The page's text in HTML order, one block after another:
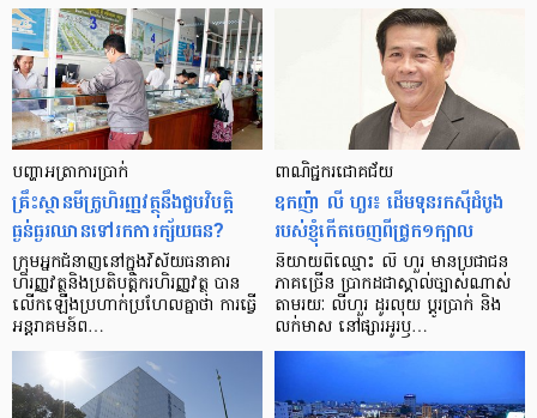
បញ្ហា​អត្រា​ការប្រាក់
គ្រឹះស្ថាន​មីក្រូ​ហិរញ្ញវត្ថុ​នឹង​ជួប​វិបត្តិ​
ធ្ងន់ធ្ងរ​ឈាន​ទៅ​រក​ការ​ក្ស័យធន?
ក្រុម​អ្នក​ជំនាញ​នៅ​ក្នុង​វិស័យ​ធនាគារ
ហិរញ្ញវត្ថុ​និង​ប្រតិបត្តិករ​ហិរញ្ញ​វត្ថុ បាន​​
លើក​ឡើង​ប្រហាក់​ប្រហែល​គ្នា​ថា ការ​ធ្វើ​
អន្តរាគមន៍​ព…
ពាណិជ្ជករជោគជ័យ
ឧកញ៉ា លី ហួរ៖ ដើមទុនរកស៊ីដំបូង
របស់ខ្ញុំកើតចេញពីជ្រូក១ក្បាល
និយាយ​ពី​ឈ្មោះ លី ហួរ មាន​ប្រជាជន​
ភាគ​ច្រើន ប្រាកដ​ជា​ស្គាល់​ច្បាស់​ណាស់
តាមរយៈ លីហួរ ដូរ​លុយ ប្តូរ​បា្រក់ និង​
លក់​មាស នៅ​ផ្សារ​អូរ​ឫ…